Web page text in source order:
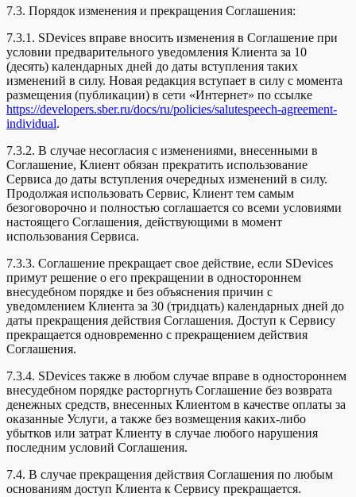
7.3. Порядок изменения и прекращения Соглашения:
7.3.1. SDevices вправе вносить изменения в Соглашение при
условии предварительного уведомления Клиента за 10
(десять) календарных дней до даты вступления таких
изменений в силу. Новая редакция вступает в силу с момента
размещения (публикации) в сети «Интернет» по ссылке
https://developers.sber.ru/docs/ru/policies/salutespeech-agreement-
individual.
7.3.2. В случае несогласия с изменениями, внесенными в
Соглашение, Клиент обязан прекратить использование
Сервиса до даты вступления очередных изменений в силу.
Продолжая использовать Сервис, Клиент тем самым
безоговорочно и полностью соглашается со всеми условиями
настоящего Соглашения, действующими в момент
использования Сервиса.
7.3.3. Соглашение прекращает свое действие, если SDevices
примут решение о его прекращении в одностороннем
внесудебном порядке и без объяснения причин с
уведомлением Клиента за 30 (тридцать) календарных дней до
даты прекращения действия Соглашения. Доступ к Сервису
прекращается одновременно с прекращением действия
Соглашения.
7.3.4. SDevices также в любом случае вправе в одностороннем
внесудебном порядке расторгнуть Соглашение без возврата
денежных средств, внесенных Клиентом в качестве оплаты за
оказанные Услуги, а также без возмещения каких-либо
убытков или затрат Клиенту в случае любого нарушения
последним условий Соглашения.
7.4. В случае прекращения действия Соглашения по любым
основаниям доступ Клиента к Сервису прекращается.